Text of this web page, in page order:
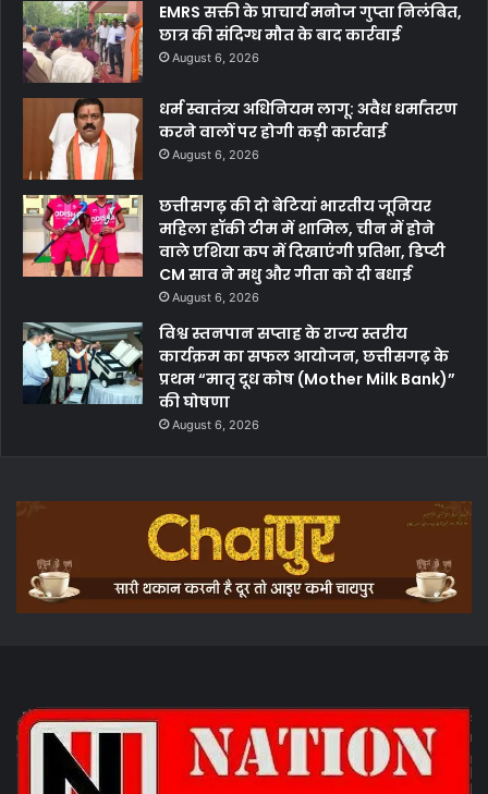
EMRS सक्ती के प्राचार्य मनोज गुप्ता निलंबित,
छात्र की संदिग्ध मौत के बाद कार्रवाई
August 6, 2026
धर्म स्वातंत्र्य अधिनियम लागू: अवैध धर्मांतरण
करने वालों पर होगी कड़ी कार्रवाई
August 6, 2026
छत्तीसगढ़ की दो बेटियां भारतीय जूनियर
महिला हॉकी टीम में शामिल, चीन में होने
वाले एशिया कप में दिखाएंगी प्रतिभा, डिप्टी
CM साव ने मधु और गीता को दी बधाई
August 6, 2026
विश्व स्तनपान सप्ताह के राज्य स्तरीय
कार्यक्रम का सफल आयोजन, छत्तीसगढ़ के
प्रथम “मातृ दूध कोष (Mother Milk Bank)”
की घोषणा
August 6, 2026